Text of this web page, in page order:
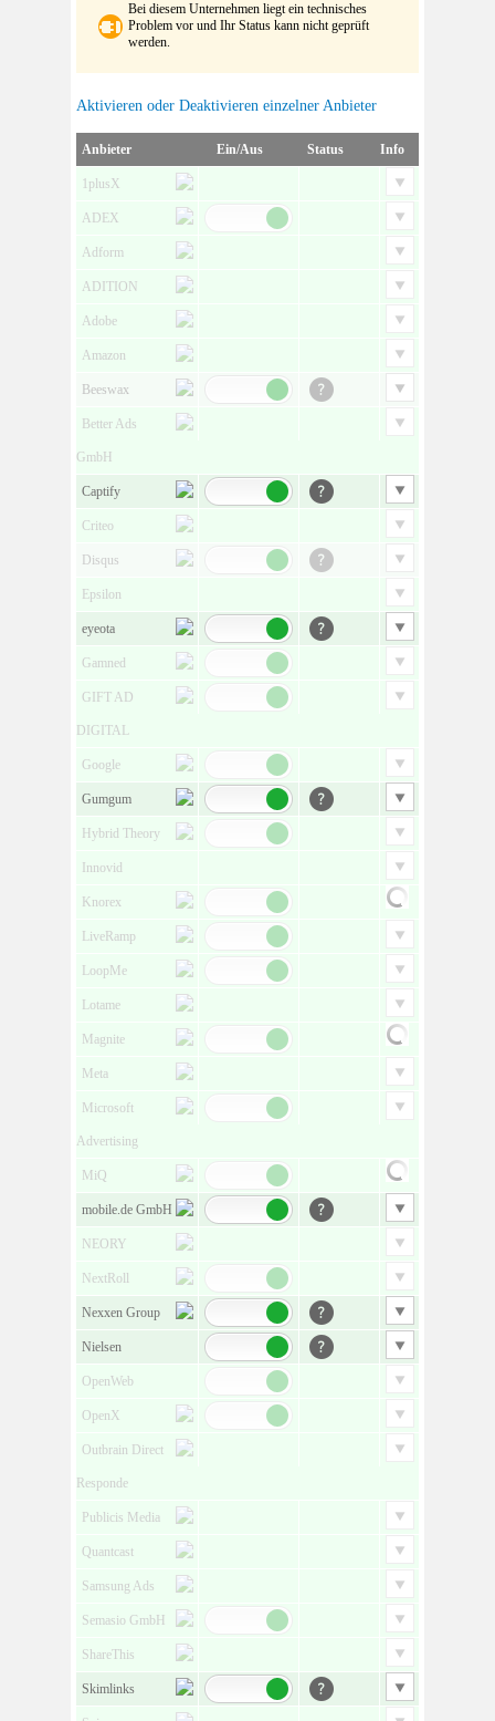
Bei diesem Unternehmen liegt ein technisches
Problem vor und Ihr Status kann nicht geprüft
werden.